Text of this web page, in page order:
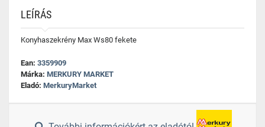
LEÍRÁS
Konyhaszekrény Max Ws80 fekete
Ean: 3359909
Márka: MERKURY MARKET
Eladó: MerkuryMarket